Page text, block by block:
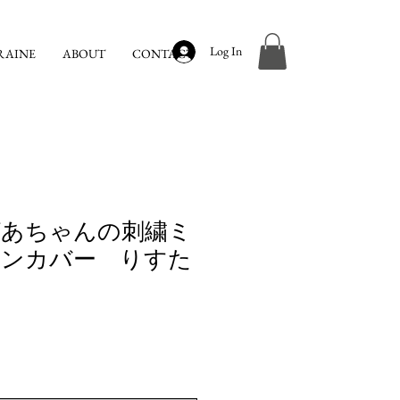
ABOUT CONTACT Log In
ちゃんの刺繍ミ
カバー りすた